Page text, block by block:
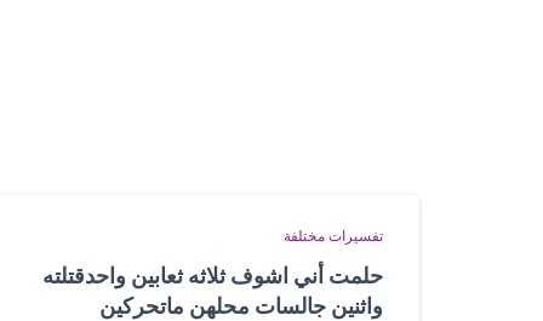
تفسيرات مختلفة
حلمت أني اشوف ثلاثه ثعابين واحدقتلته
واثنين جالسات محلهن ماتحركين